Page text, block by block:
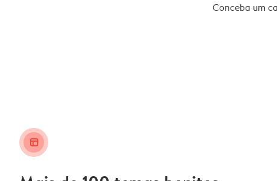
Conceba um
layout_alt